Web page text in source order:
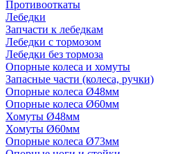
Противооткаты
Лебедки
Запчасти к лебедкам
Лебедки с тормозом
Лебедки без тормоза
Опорные колеса и хомуты
Запасные части (колеса, ручки)
Опорные колеса Ø48мм
Опорные колеса Ø60мм
Хомуты Ø48мм
Хомуты Ø60мм
Опорные колеса Ø73мм